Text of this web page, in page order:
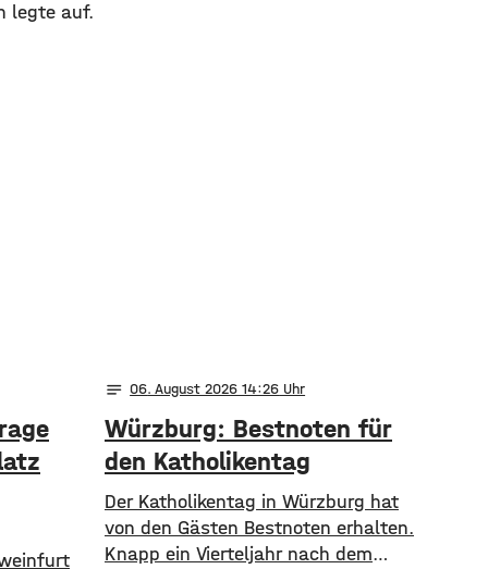
legte auf.
notes 06. August 2026 14:26
Würzburg: Bestnoten für
den Katholikentag
Der Katholikentag in Würzburg hat
von den Gästen Bestnoten erhalten.
Knapp ein Vierteljahr nach dem